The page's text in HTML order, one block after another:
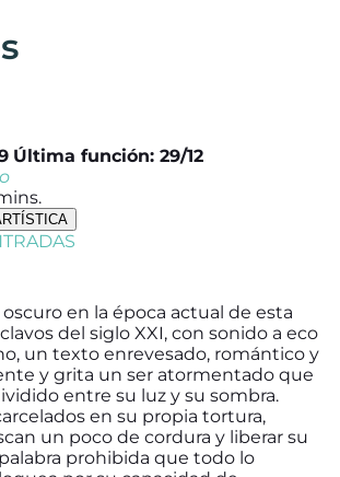
Última función: 29/12
en la época actual de esta
del siglo XXI, con sonido a eco
un texto enrevesado, romántico y
y grita un ser atormentado que
entre su luz y su sombra.
en su propia tortura,
un poco de cordura y liberar su
prohibida que todo lo